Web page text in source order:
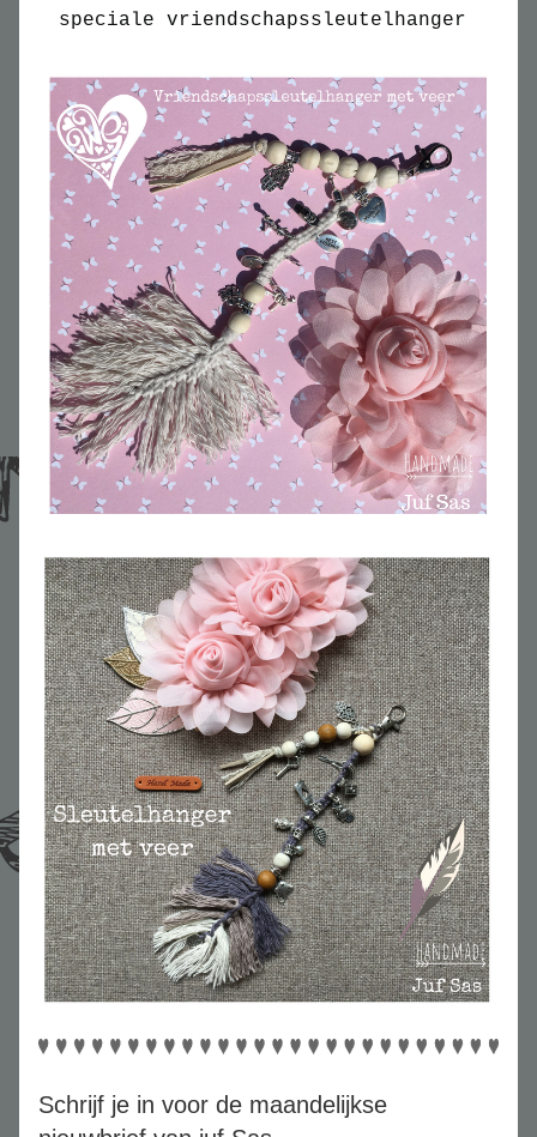
speciale vriendschapssleutelhanger
Schrijf je in voor de maandelijkse